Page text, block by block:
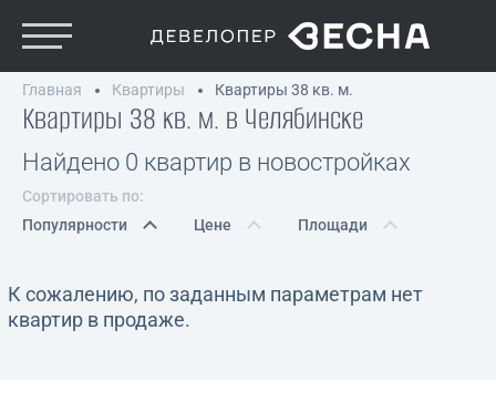
Главная Квартиры Квартиры 38 кв. м.
Квартиры 38 кв. м. в Челябинске
Найдено 0 квартир в новостройках
Сортировать по:
Популярности
Цене Площади
К сожалению, по заданным параметрам нет
квартир в продаже.